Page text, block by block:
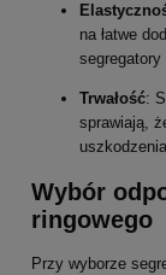
na łatwe
Trwałość:
sprawiają,
Wybór
ringowego
Przy wyborze